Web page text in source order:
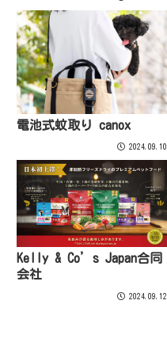
電池式蚊取り canox
2024.09.10
Kelly & Co’s Japan合同
会社
2024.09.12